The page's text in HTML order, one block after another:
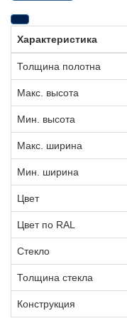
Характеристика
Толщина полотна
Макс. высота
Мин. высота
Макс. ширина
Мин. ширина
Цвет
Цвет по RAL
Стекло
Толщина стекла
Конструкция